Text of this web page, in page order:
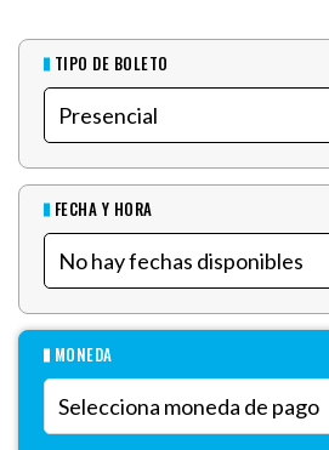
TIPO DE BOLETO
FECHA Y HORA
MONEDA